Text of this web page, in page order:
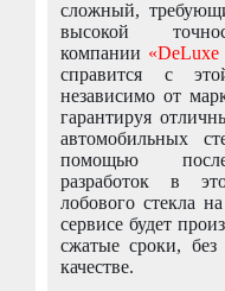
сложный,
высокой
компании «DeLuxe
справится с
независимо от
гарантируя
автомобильных
помощью
разработок в
лобового стекла
сервисе будет
сжатые сроки,
качестве.